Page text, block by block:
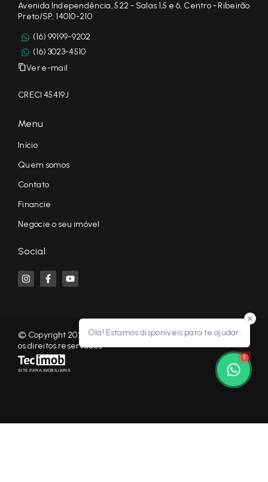
Olá! Estamos disponíveis para te ajudar.
1
Avenida Independência, 522 - Salas 1,5 e 6, Centro - Ribeirão
Preto/SP, 14010-210
(16) 99199-9202
(16) 3023-4510
Ver e-mail
CRECI 45419J
Menu
Início
Quem somos
Contato
Financie
Negocie o seu imóvel
Social
© Copyright 2026 - KF NEGÓCIOS IMOBILIÁRIOS RP - Todos
os direitos reservados
SITE PARA IMOBILIARIA